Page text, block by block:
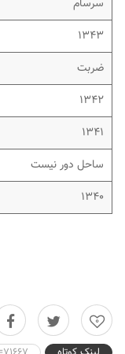
سرسام
۱۳۴۳
ضربت
۱۳۴۲
۱۳۴۱
ساحل دور نیست
۱۳۴۰
0